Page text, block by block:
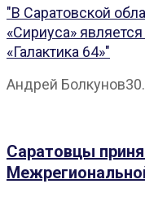
"В Саратовской
«Сириуса»
«Галактика 64»"
Андрей Болкунов
Саратовцы